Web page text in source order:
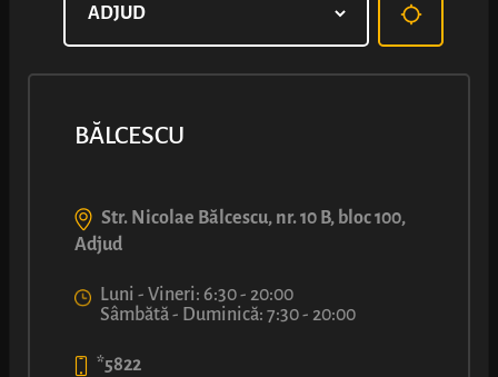
TOMIS MALL
BĂLCESCU
Str. Nicolae Bălcescu, nr. 10 B, bloc 100,
Adjud
Luni - Vineri: 6:30 - 20:00
Sâmbătă - Duminică: 7:30 - 20:00
*5822